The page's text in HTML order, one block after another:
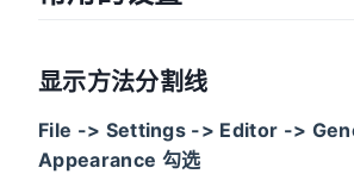
显示方法分割线
File -> Settings -> Editor ->
Appearance 勾选